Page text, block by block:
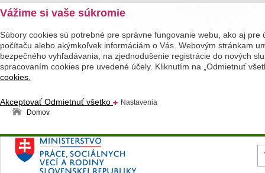
Vážime si vaše súkromie
Súbory cookies sú potrebné pre správne fungovanie webu, ako aj
počítaču alebo akýmkoľvek informáciám o Vás. Webovým stránkam
bezpečného vyhľadávania, na zjednodušenie registrácie do nových
spracovaním cookies pre uvedené účely. Kliknutím na „Odmietnuť
cookies.
AkceptovaťOdmietnuť všetko
Nastavenia
Domov
Ministerstvo práce, sociálnych vecí a rodiny
Slovenskej republiky